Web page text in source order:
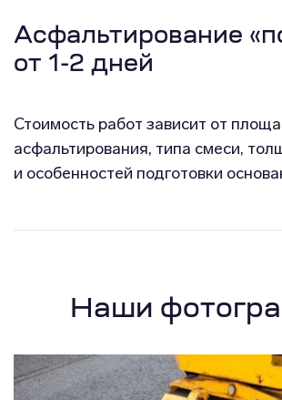
Асфальтирование
от 1-2 дней
Стоимость работ зависит от
асфальтирования, типа смеси,
и особенностей подготовки
Наши